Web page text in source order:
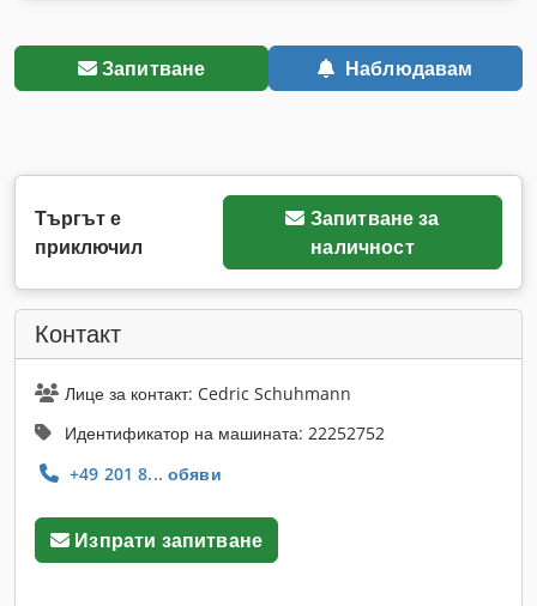
Запитване Наблюдавам
Търгът е
приключил
Запитване за
наличност
Контакт
Лице за контакт: Cedric Schuhmann
Идентификатор на машината: 22252752
+49 201 8... обяви
Изпрати запитване